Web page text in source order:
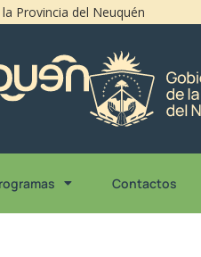
Provincia del Neuquén
Contactos